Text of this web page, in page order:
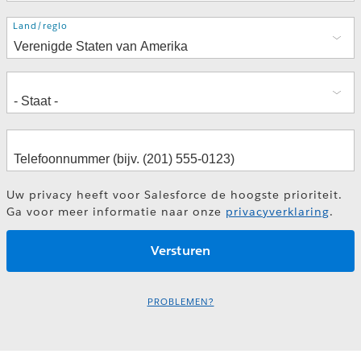
Adres
Land/regio
Uw privacy heeft voor Salesforce de hoogste prioriteit.
Ga voor meer informatie naar onze privacyverklaring.
PROBLEMEN?